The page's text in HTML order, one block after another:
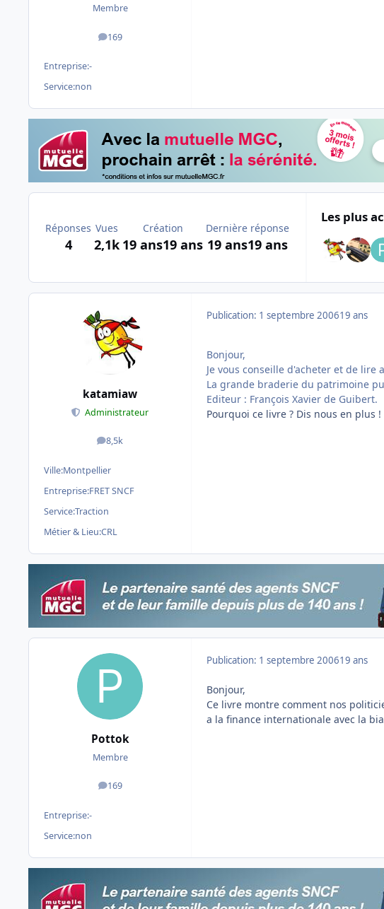
Membre
169
messages
Entreprise:-
Service:non
Réponses
4
Vues
2,1k
Création
19 ans19 ans
Dernière réponse
19 ans19 ans
Les plus
katamiaw
Administrateur
8,5k
messages
Ville:Montpellier
Entreprise:FRET SNCF
Service:Traction
Métier & Lieu:CRL
Publication: 1 septembre 200619 ans
Bonjour,
Je vous conseille d'acheter et de lire
La grande braderie du patrimoine
Editeur : François Xavier de Guibert.
Pourquoi ce livre ? Dis nous en plus !
Pottok
Membre
169
messages
Entreprise:-
Service:non
Publication: 1 septembre 200619 ans
Bonjour,
Ce livre montre comment nos
a la finance internationale avec la